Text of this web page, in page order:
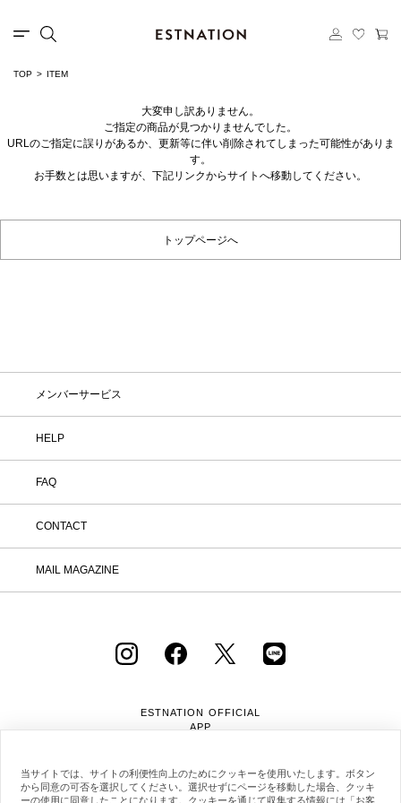
TOP ITEM
大変申し訳ありません。
ご指定の商品が見つかりませんでした。
URLのご指定に誤りがあるか、更新等に伴い削除されてしまった可能性がありま
す。
お手数とは思いますが、下記リンクからサイトへ移動してください。
トップページへ
メンバーサービス
HELP
FAQ
CONTACT
MAIL MAGAZINE
ESTNATION OFFICIAL
APP
当サイトでは、サイトの利便性向上のためにクッキーを使用いたします。ボタン
から同意の可否を選択してください。選択せずにページを移動した場合、クッキ
ーの使用に同意したことになります。クッキーを通じて収集する情報には「お客